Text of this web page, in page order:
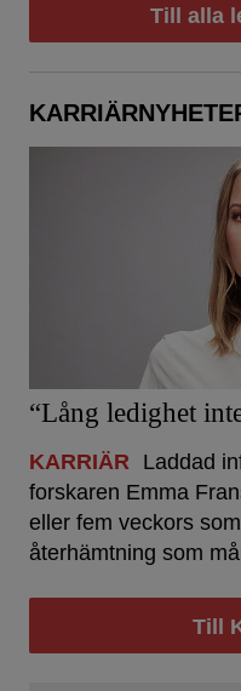
Till alla
“Lång ledighet
KARRIÄR
Laddad
forskaren Emma
eller fem veckors
återhämtning som
Till